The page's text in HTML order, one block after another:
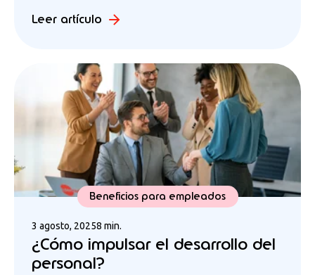
Leer artículo
Beneficios para empleados
3 agosto, 20258 min.
¿Cómo impulsar el desarrollo del
personal?